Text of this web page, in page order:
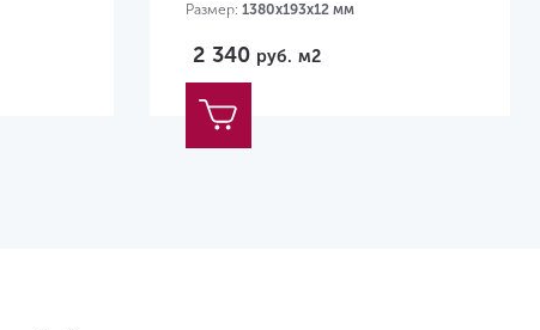
Размер: 1380х193х12 мм
2 340 руб. м2